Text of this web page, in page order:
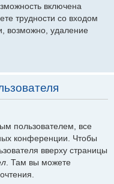
включена
трудности со входом
возможно, удаление
пользователем, все
конференции. Чтобы
вверху страницы
. Там вы можете